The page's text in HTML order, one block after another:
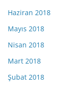
Haziran 2018
Mayıs 2018
Nisan 2018
Mart 2018
Şubat 2018